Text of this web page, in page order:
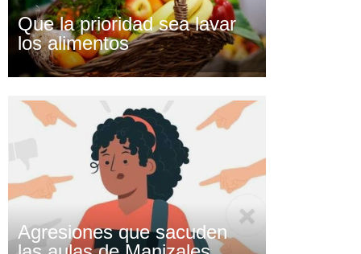
Que la prioridad sea lavar
los alimentos
Agresiones que sacuden